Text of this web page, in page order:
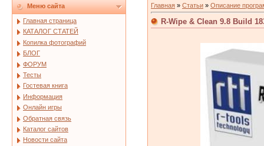
Меню сайта
Главная страница
КАТАЛОГ СТАТЕЙ
Копилка фотографий
БЛОГ
ФОРУМ
Тесты
Гостевая книга
Информация
Онлайн игры
Обратная связь
Каталог сайтов
Новости сайта
Главная » Статьи » Описание
R-Wipe & Clean 9.8 Build